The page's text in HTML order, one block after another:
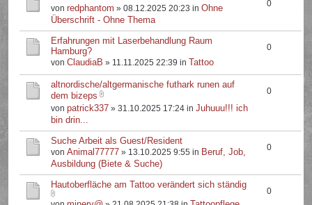
vonredphantom » 08.12.2025 20:23 inOhne
Überschrift - Ohne Thema
0
Erfahrungen mit Laserbehandlung Raum
Hamburg?
vonClaudiaB » 11.11.2025 22:39 in Tattoo
0
altnordische/altgermanische futhark runen auf
dem bizeps
vonpatrick337 » 31.10.2025 17:24 inJuhuuu!!! ich
bin drin...
0
Suche Arbeit als Guest/Resident
vonAnimal77777 » 13.10.2025 9:55 in Beruf, Job,
Ausbildung (Biete & Suche)
0
Hautoberfläche am Tattoo verändert sich ständig
0